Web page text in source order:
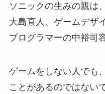
ソニックの生みの親は
大島直人、ゲームデザ
プログラマーの中裕司
ゲームをしない人でも
ことがあるのではない